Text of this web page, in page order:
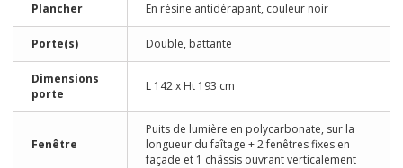
Plancher En résine antidérapant, couleur noir
Porte(s) Double, battante
Dimensions
porte
L 142 x Ht 193 cm
Fenêtre
Puits de lumière en polycarbonate, sur la
longueur du faîtage + 2 fenêtres fixes en
façade et 1 châssis ouvrant verticalement